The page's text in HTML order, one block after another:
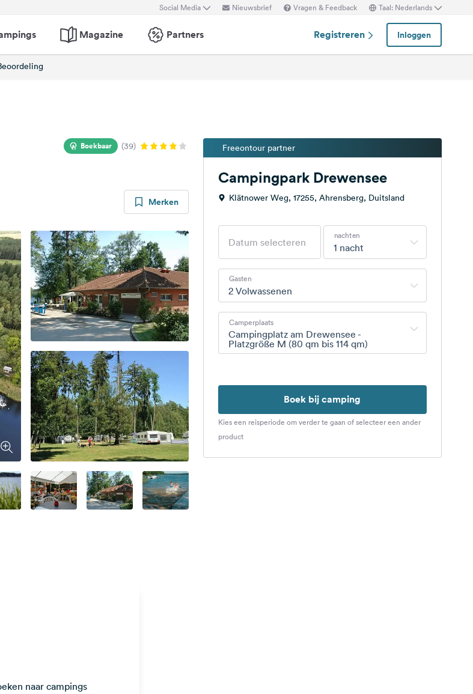
Social Media Nieuwsbrief Vragen & Feedback Taal: Nederlands
Magazine Partners Registreren Inloggen
Boekbaar (39)
Merken
naar campings
Freeontour partner
Campingpark Drewensee
Klätnower Weg, 17255, Ahrensberg, Duitsland
1 nacht
nachten
2 Volwassenen
Gasten
Campingplatz am Drewensee -
Platzgröße M (80 qm bis 114 qm)
Camperplaats
Boek bij camping
Kies een reisperiode om verder te gaan of selecteer een ander
product